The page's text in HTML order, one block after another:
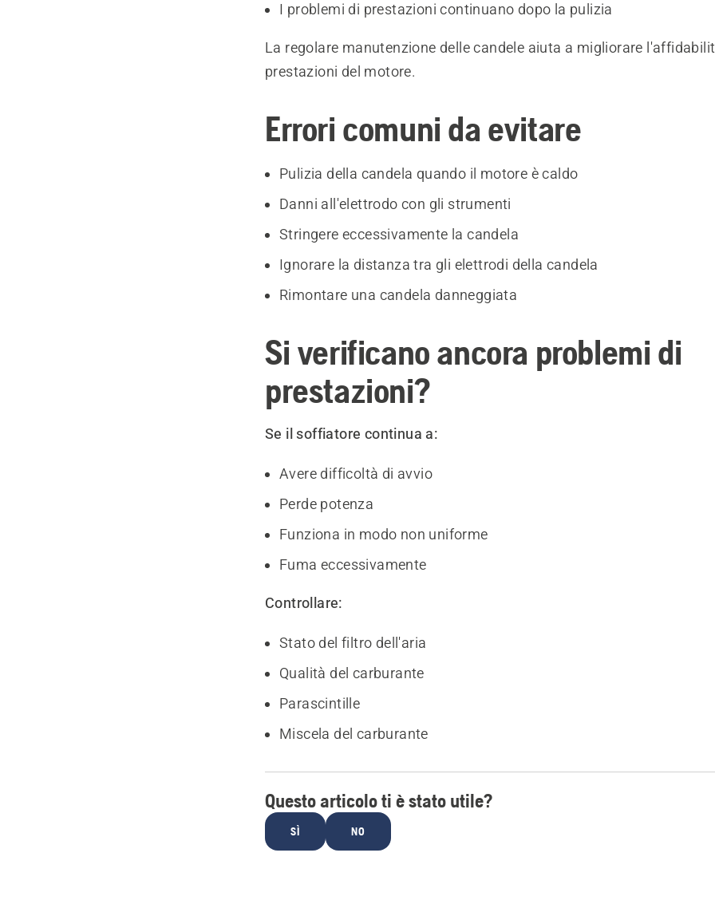
I problemi di prestazioni continuano dopo la pulizia
La regolare manutenzione delle candele aiuta a migliorare
prestazioni del motore.
Errori comuni da evitare
Pulizia della candela quando il motore è caldo
Danni all'elettrodo con gli strumenti
Stringere eccessivamente la candela
Ignorare la distanza tra gli elettrodi della candela
Rimontare una candela danneggiata
Si verificano ancora problemi di
prestazioni?
Se il soffiatore continua a:
Avere difficoltà di avvio
Perde potenza
Funziona in modo non uniforme
Fuma eccessivamente
Controllare:
Stato del filtro dell'aria
Qualità del carburante
Parascintille
Miscela del carburante
Questo articolo ti è stato utile?
SÌ NO